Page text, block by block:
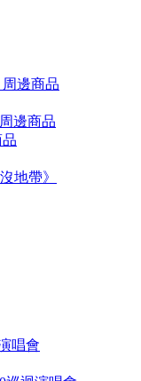
周邊商品
邊商品
地帶》
唱會